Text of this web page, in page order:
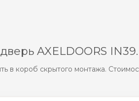
AXELDOORS IN39.
в короб скрытого монтажа.